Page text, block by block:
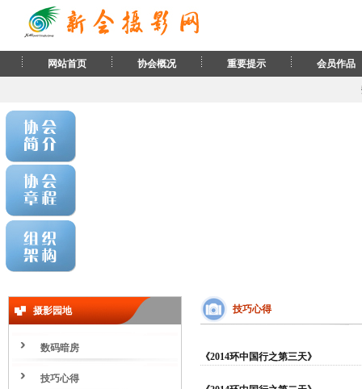
网站首页 协会概况 重要提示 会员作品
摄影园地
数码暗房
技巧心得
技巧心得
《2014环中国行之第三天》